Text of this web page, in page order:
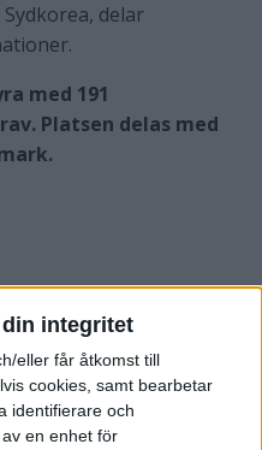
integritet
eller får åtkomst till
cookies, samt bearbetar
identifierare och
en enhet för
delar
med 191
Platsen delas med